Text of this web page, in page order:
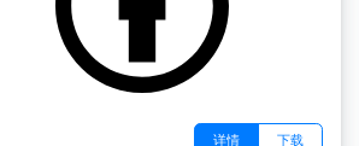
详情 下载